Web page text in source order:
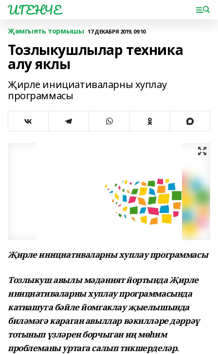
ИГЕНЧЕ
Җәмгыять тормышы 17 ДЕКАБРЯ 2019, 09:10
Тозлыкушлылар техника
алу яклы
Җирле инициативаларны хуплау
программасы
Җирле инициативаларны хуплау программасы
Тозлыкуш авылы мәдәният йортында Җирле
инициативаларны хуплау программасында
катнашуга бәйле йомгаклау җыелышында
биләмәгә караган авыллар вәкилләре дәррәү
тотынып үзләрен борчыган иң мөһим
проблеманы уртага салып тикшерделәр.